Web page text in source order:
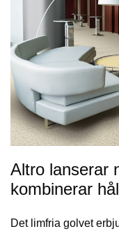
Altro lanserar
kombinerar
Det limfria golvet